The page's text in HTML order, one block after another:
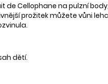
de Cellophane na pulzní
prožitek můžete vůni
dětí.